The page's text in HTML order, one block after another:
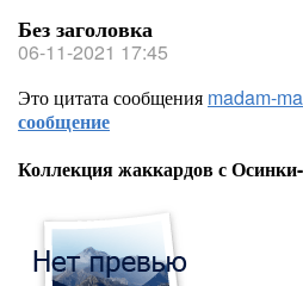
Без заголовка
06-11-2021 17:45
Это цитата сообщения madam-
сообщение
Коллекция жаккардов с